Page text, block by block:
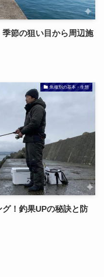
節の狙い目から周辺施
魚種別の基本・生態
！釣果UPの秘訣と防